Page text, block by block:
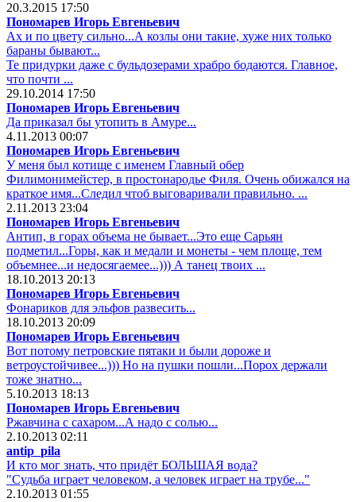
20.3.2015 17:50
Пономарев Игорь Евгеньевич
Ах и по цвету сильно...А козлы они такие, хуже них только
бараны бывают...
Те придурки даже с бульдозерами храбро бодаются. Главное,
что почти ...
29.10.2014 17:50
Пономарев Игорь Евгеньевич
Да приказал бы утопить в Амуре...
4.11.2013 00:07
Пономарев Игорь Евгеньевич
У меня был котище с именем Главный обер
Филимонимейстер, в простонародье Филя. Очень обижался на
краткое имя...Следил чтоб выговаривали правильно. ...
2.11.2013 23:04
Пономарев Игорь Евгеньевич
Антип, в горах объема не бывает...Это еще Сарьян
подметил...Горы, как и медали и монеты - чем площе, тем
объемнее...и недосягаемее...))) А танец твоих ...
18.10.2013 20:13
Пономарев Игорь Евгеньевич
Фонариков для эльфов развесить...
18.10.2013 20:09
Пономарев Игорь Евгеньевич
Вот потому петровские пятаки и были дороже и
ветроустойчивее...))) Но на пушки пошли...Порох держали
тоже знатно...
5.10.2013 18:13
Пономарев Игорь Евгеньевич
Ржавчина с сахаром...А надо с солью...
2.10.2013 02:11
antip_pila
И кто мог знать, что придёт БОЛЬШАЯ вода?
"Судьба играет человеком, а человек играет на трубе..."
2.10.2013 01:55